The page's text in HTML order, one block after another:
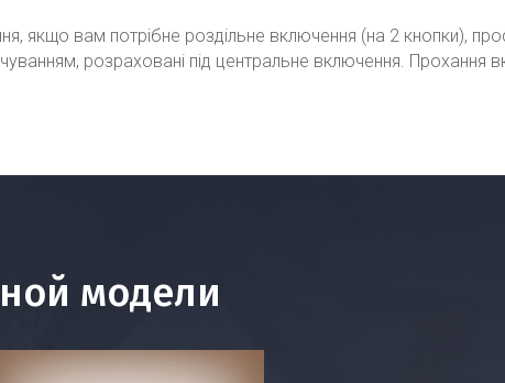
якщо вам потрібне роздільне включення (на 2 кнопки),
розраховані під центральне включення. Прохання
модели